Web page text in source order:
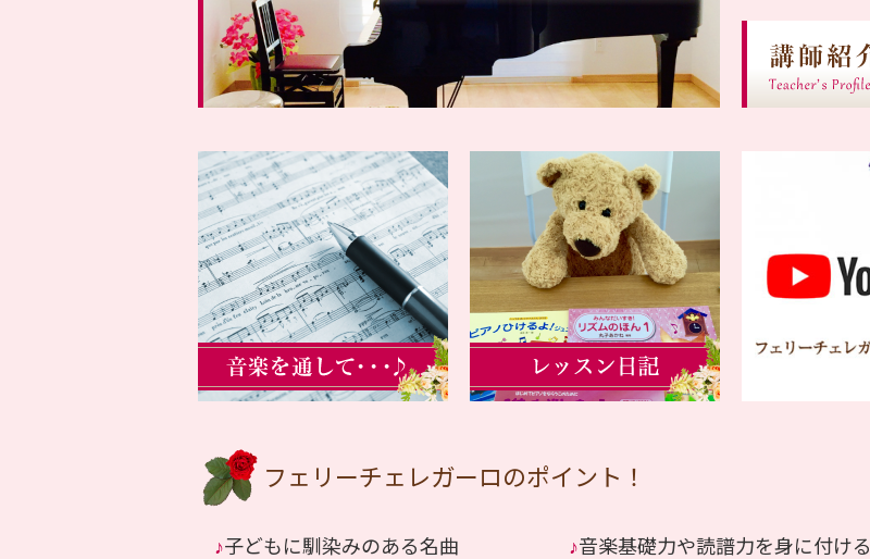
フェリーチェレガーロのポイント！
♪子どもに馴染みのある名曲 ♪音楽基礎力や読譜力を身に付ける